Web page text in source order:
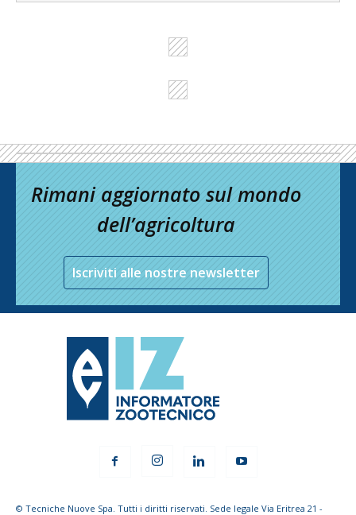
Rimani aggiornato sul mondo
dell’agricoltura
Iscriviti alle nostre newsletter
© Tecniche Nuove Spa. Tutti i diritti riservati. Sede legale Via Eritrea 21 -